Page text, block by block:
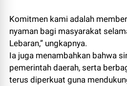
Komitmen kami adalah
nyaman bagi masyarakat
Lebaran,” ungkapnya.
Ia juga menambahkan bahwa
pemerintah daerah, serta
terus diperkuat guna